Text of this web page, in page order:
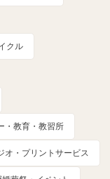
クル
・教育・教習所
オ・プリントサービス